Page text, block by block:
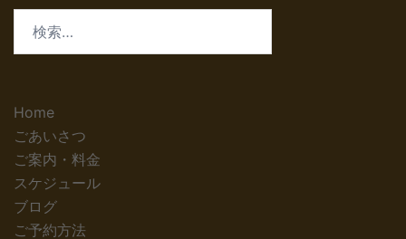
Home
ごあいさつ
ご案内・料金
スケジュール
ブログ
ご予約方法